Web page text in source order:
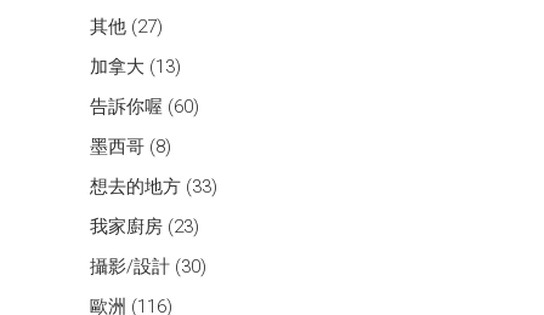
其他 (27)
加拿大 (13)
告訴你喔 (60)
墨西哥 (8)
想去的地方 (33)
我家廚房 (23)
攝影/設計 (30)
歐洲 (116)